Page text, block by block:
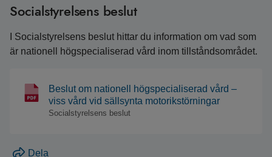
Socialstyrelsens beslut
I Socialstyrelsens beslut hittar du information om vad som
är nationell högspecialiserad vård inom tillståndsområdet.
Beslut om nationell högspecialiserad vård –
viss vård vid sällsynta motorikstörningar
Socialstyrelsens beslut
Dela